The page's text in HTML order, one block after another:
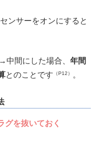
ンサーをオンにすると
間にした場合、 年間
とのことです （P12） 。
グを抜いておく